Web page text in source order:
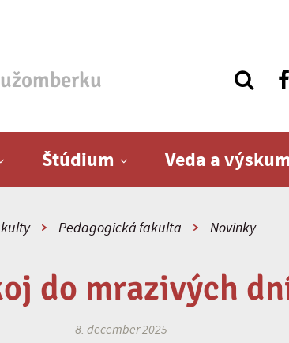
Štúdium Veda a
Pedagogická fakulta Novinky
do mrazivých
8. december 2025